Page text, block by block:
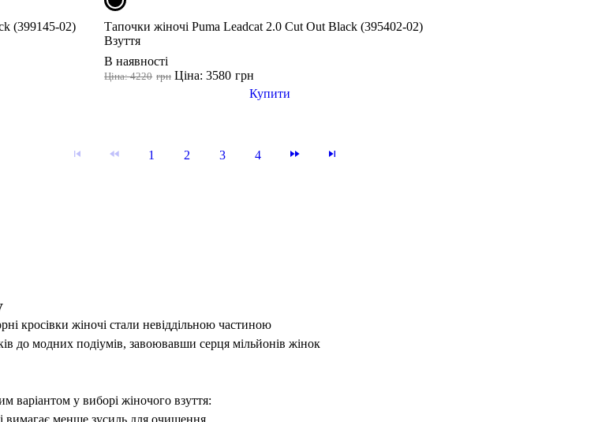
(399145-02)
Тапочки жіночі Puma Leadcat 2.0 Cut Out Black (395402-02)
Взуття
В наявності
грн
Ціна: 4220 грн
Ціна: 3580
Купити
1 2 3 4
кросівки жіночі стали невіддільною частиною
до модних подіумів, завоювавши серця мільйонів жінок
варіантом у виборі жіночого взуття:
вимагає менше зусиль для очищення.